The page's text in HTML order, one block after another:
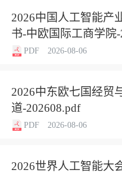
2026中国人工智能产
书-中欧国际工商学院
PDF 2026-08-06
2026中东欧七国经贸
道-202608.pdf
PDF 2026-08-06
2026世界人工智能大